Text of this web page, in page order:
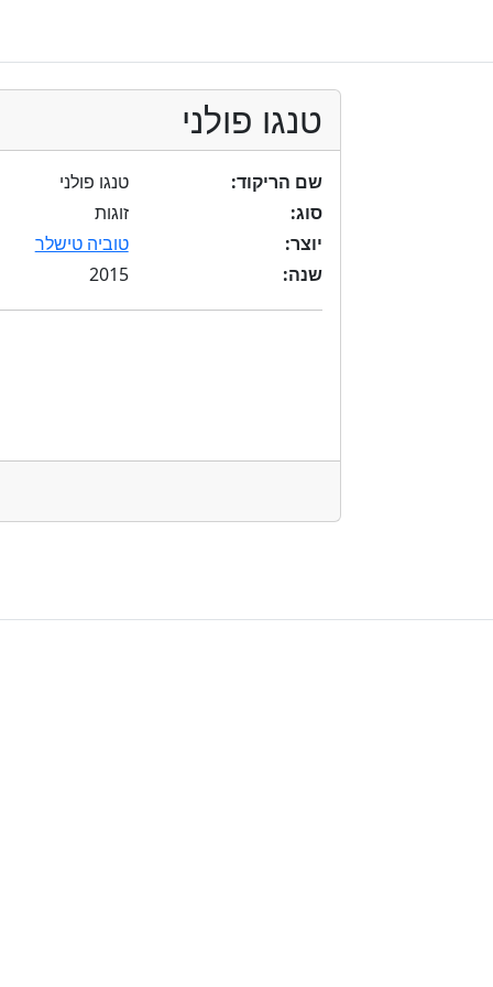
טנגו פולני
שם הריקוד:
טנגו פולני
סוג:
זוגות
יוצר:
טוביה טישלר
שנה:
2015